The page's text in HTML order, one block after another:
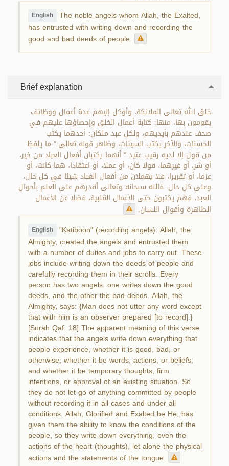
English The noble angels whom Allah, the Exalted,
has entrusted with writing down and recording the
good and bad deeds of people.
Brief explanation
خلق الله تعالى الملائكة، وأوكل إليهم عدة أعمال ووظائف
يقومون بها، منها: كتابة أعمال الخلق وإحصاؤها عليهم في
صحف عندهم بأيديهم، ولكل عبد ملكان: أحدهما يكتب
الحسنات، والآخر يكتب السيئات، وظاهر قوله تعالى:" ما يلفظ
من قول إلا لديه رقيب عتيد " أنهما يكتبان أفعال العباد من خير،
أو شر، أو غيرهما، قولا كان، أو عملا، أو اعتقادا، هما كانت، أو
عزما، أو تقريرا، فلا يهملان من أفعال العباد شيئا في كل حال،
وعلى كل حال. فالله سبحانه وتعالى أقدرهم على العلم بأحوال
العبد، فهم يكتبون حتى الأعمال القلبية، فضلا عن الأعمال
الظاهرة وأقوال اللسان.
English "Kātiboon" (recording angels): Allah, the
Almighty, created the angels and entrusted them
with a number of duties and jobs to carry out. These
jobs include writing down the deeds of people and
carefully recording them in their scrolls. Every
person has two angels: one writes down the good
deeds, and the other the bad deeds. Allah, the
Almighty, says: {Man does not utter any word except
that with him is an observer prepared [to record].}
[Sūrah Qāf: 18] The apparent meaning of this verse
indicates that the angels write down everything that
people experience, whether it is good, bad, or
otherwise; whether it be words, actions, or beliefs;
and whether it be temporary thoughts, firm
intentions, or approval of an existing situation. So
they do not let go of anything committed by people
without recording it in all cases and under all
conditions. Allah, Glorified and Exalted be He, has
given them the ability to know the conditions of the
people, so they write down everything, even the
actions of the heart (thoughts), let alone the physical
actions and the statements of the tongue.